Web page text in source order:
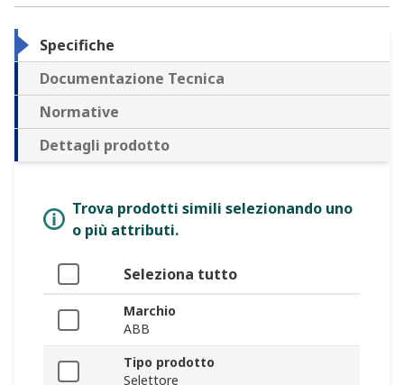
Specifiche
Documentazione Tecnica
Normative
Dettagli prodotto
Trova prodotti simili selezionando uno
o più attributi.
Seleziona tutto
Marchio
ABB
Tipo prodotto
Selettore